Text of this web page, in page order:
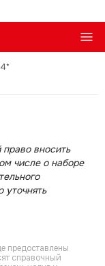
вносить
числе о наборе
предоставлены
справочный